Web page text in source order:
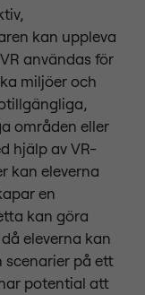
kan uppleva
användas för
miljöer och
områden eller
hjälp av VR-
kan eleverna
en
kan göra
eleverna kan
scenarier på ett
potential att